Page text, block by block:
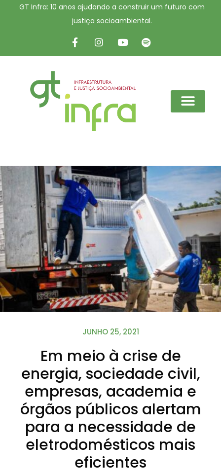
GT Infra: 10 anos ajudando a construir um futuro com
justiça socioambiental.
JUNHO 25, 2021
Em meio à crise de
energia, sociedade civil,
empresas, academia e
órgãos públicos alertam
para a necessidade de
eletrodomésticos mais
eficientes